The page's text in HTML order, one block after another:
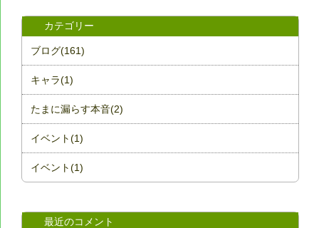
カテゴリー
ブログ(161)
キャラ(1)
たまに漏らす本音(2)
イベント(1)
イベント(1)
最近のコメント